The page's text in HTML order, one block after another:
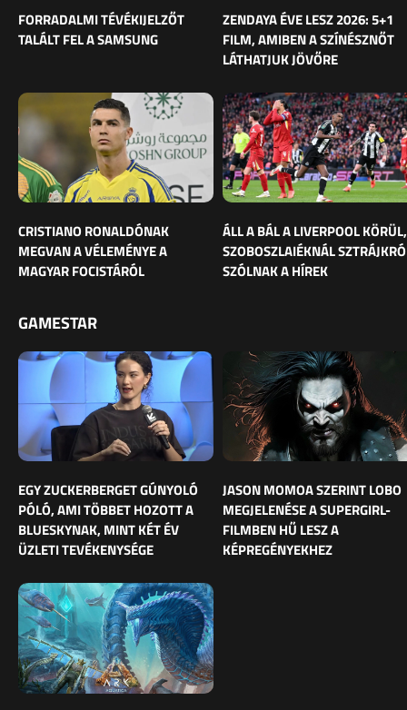
FORRADALMI TÉVÉKIJELZŐT
TALÁLT FEL A SAMSUNG
ZENDAYA ÉVE LESZ 2026: 5+1
FILM, AMIBEN A SZÍNÉSZNŐT
LÁTHATJUK JÖVŐRE
CRISTIANO RONALDÓNAK
MEGVAN A VÉLEMÉNYE A
MAGYAR FOCISTÁRÓL
ÁLL A BÁL A LIVERPOOL KÖRÜL,
SZOBOSZLAIÉKNÁL
SZÓLNAK A HÍREK
GAMESTAR
EGY ZUCKERBERGET GÚNYOLÓ
PÓLÓ, AMI TÖBBET HOZOTT A
BLUESKYNAK, MINT KÉT ÉV
ÜZLETI TEVÉKENYSÉGE
JASON MOMOA SZERINT LOBO
MEGJELENÉSE A SUPERGIRL-
FILMBEN HŰ LESZ A
KÉPREGÉNYEKHEZ